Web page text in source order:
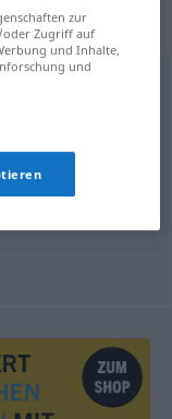
zur
oder Zugriff auf
und Inhalte,
und